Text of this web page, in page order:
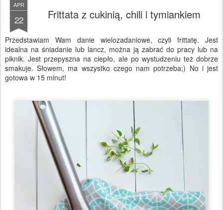
APR
22 Frittata z cukinią, chili i tymiankiem
Przedstawiam Wam danie wielozadaniowe, czyli frittatę. Jest
idealna na śniadanie lub lancz, można ją zabrać do pracy lub na
piknik. Jest przepyszna na ciepło, ale po wystudzeniu też dobrze
smakuje. Słowem, ma wszystko czego nam potrzeba;) No i jest
gotowa w 15 minut!